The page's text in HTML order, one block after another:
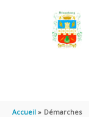
Accueil Démarches